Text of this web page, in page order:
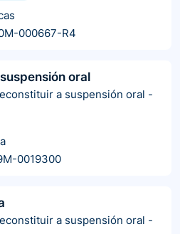
000667-R4
oral
a suspensión oral -
0019300
a suspensión oral -